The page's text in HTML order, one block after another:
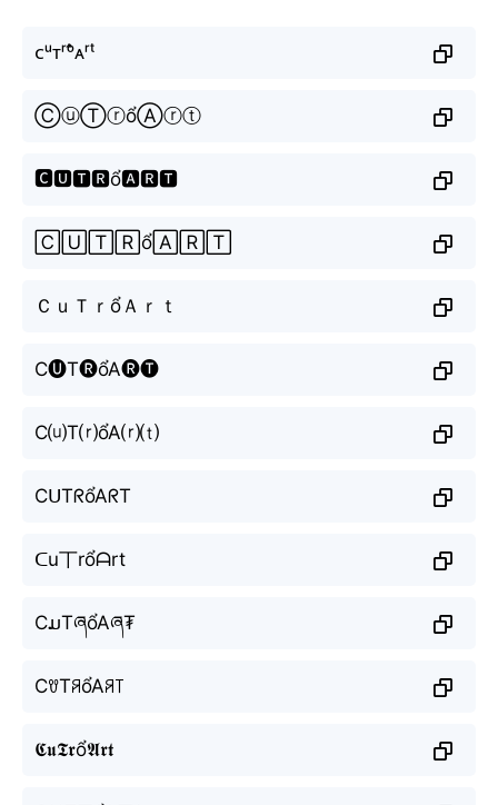
ᴄᵘᴛʳᵒ̂̉ᴀʳᵗ
ⒸⓤⓉⓡổⒶⓡⓣ
🅲🆄🆃🆁ổ🅰🆁🆃
🄲🅄🅃🅁ổ🄰🅁🅃
ＣｕＴｒổＡｒｔ
C🅤T🅡ổA🅡🅣
C⒰T⒭ổA⒭⒯
CᑌTᖇổAᖇT
ᑕu丅rổᗩrt
CມTཞổAཞ₮
CꀎTꋪổAꋪ꓄
𝕮𝖚𝕿𝖗ổ𝕬𝖗𝖙